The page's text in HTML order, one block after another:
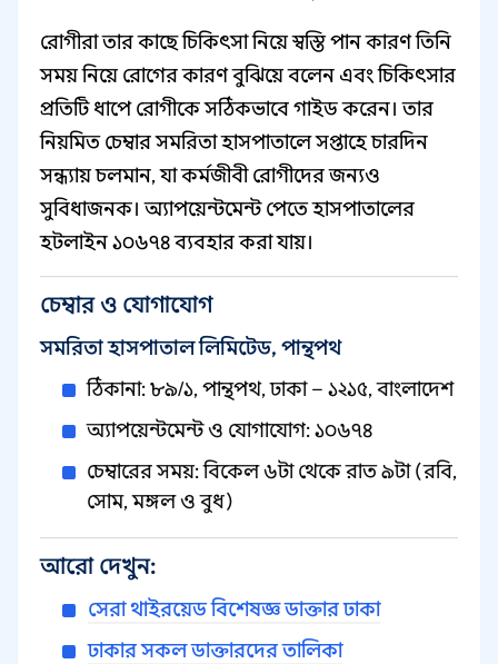
রোগীরা তার কাছে চিকিৎসা নিয়ে স্বস্তি পান কারণ তিনি
সময় নিয়ে রোগের কারণ বুঝিয়ে বলেন এবং চিকিৎসার
প্রতিটি ধাপে রোগীকে সঠিকভাবে গাইড করেন। তার
নিয়মিত চেম্বার সমরিতা হাসপাতালে সপ্তাহে চারদিন
সন্ধ্যায় চলমান, যা কর্মজীবী রোগীদের জন্যও
সুবিধাজনক। অ্যাপয়েন্টমেন্ট পেতে হাসপাতালের
হটলাইন ১০৬৭৪ ব্যবহার করা যায়।
চেম্বার ও যোগাযোগ
সমরিতা হাসপাতাল লিমিটেড, পান্থপথ
ঠিকানা: ৮৯/১, পান্থপথ, ঢাকা – ১২১৫, বাংলাদেশ
অ্যাপয়েন্টমেন্ট ও যোগাযোগ: ১০৬৭৪
চেম্বারের সময়: বিকেল ৬টা থেকে রাত ৯টা (রবি,
সোম, মঙ্গল ও বুধ)
আরো দেখুন:
সেরা থাইরয়েড বিশেষজ্ঞ ডাক্তার ঢাকা
ঢাকার সকল ডাক্তারদের তালিকা